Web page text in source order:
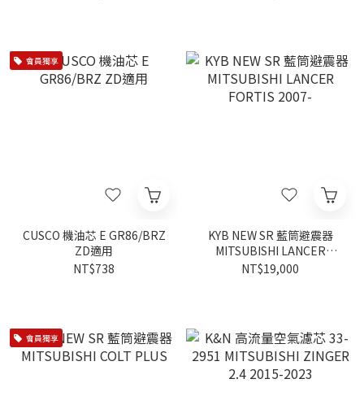
會員獨享
CUSCO 機油芯 E GR86/BRZ
ZD適用
NT$738
KYB NEW SR 藍筒避震器
MITSUBISHI LANCER
FORTIS 2007-
NT$19,000
會員獨享